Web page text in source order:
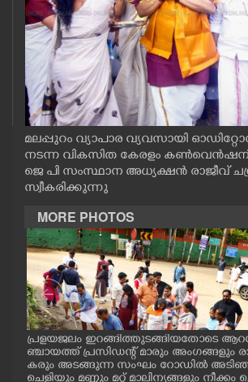
CASE DIARY
CINEMA
OPINION
PHOTOS
LIFESTYLE
SPIRITUAL
INFO+
ART
മലപ്പുറം വ്യാപാര വ്യവസായി
നടന്ന വികസിത കേരളം
ജെ പി സംസ്ഥാന അധ്യക്ഷൻ രാജീവ്‌
സ്വീകരിക്കുന്നു
MORE PHOTOS
പ്രളയജലം ഇറങ്ങിത്തുടങ്ങിയതോടെ
ഞ്ചായത്ത് പ്രസിഡന്റ് മാരും അംഗങ്ങളും
കരും അടങ്ങുന്ന സംഘം റോഡിൽ